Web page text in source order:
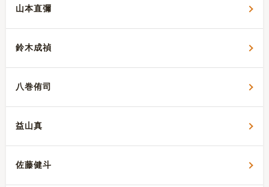
山本直彌
鈴木成禎
八巻侑司
益山真
佐藤健斗